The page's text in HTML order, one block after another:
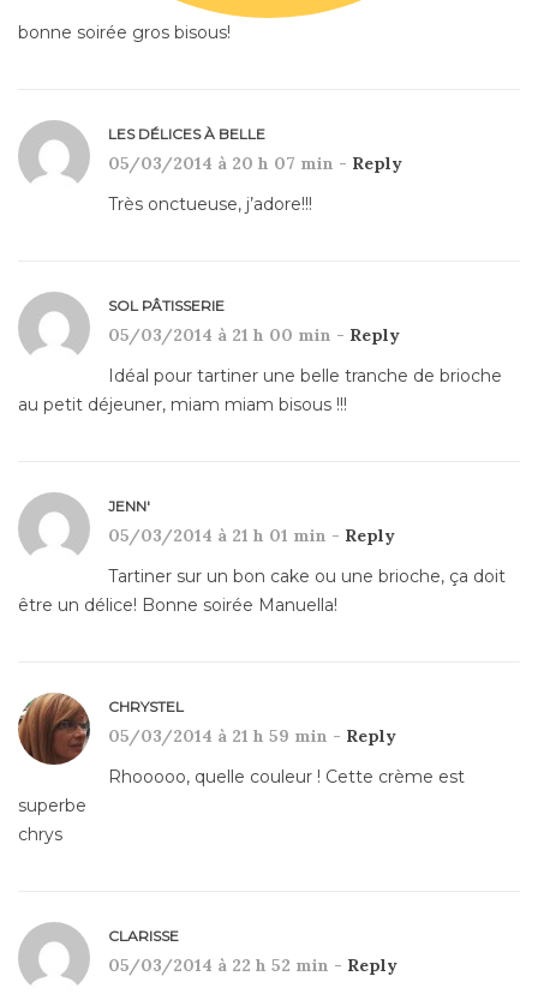
bonne soirée gros bisous!
LES DÉLICES À BELLE
05/03/2014 à 20 h 07 min - Reply
Très onctueuse, j’adore!!!
SOL PÂTISSERIE
05/03/2014 à 21 h 00 min - Reply
Idéal pour tartiner une belle tranche de brioche
au petit déjeuner, miam miam bisous !!!
JENN'
05/03/2014 à 21 h 01 min - Reply
Tartiner sur un bon cake ou une brioche, ça doit
être un délice! Bonne soirée Manuella!
CHRYSTEL
05/03/2014 à 21 h 59 min - Reply
Rhooooo, quelle couleur ! Cette crème est
superbe
chrys
CLARISSE
05/03/2014 à 22 h 52 min - Reply